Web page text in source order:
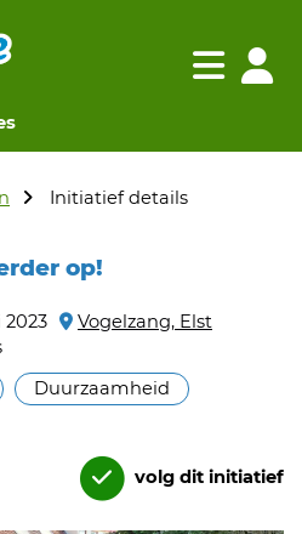
(huidige pagina)
Navigatie
Initiatief details
op!
Vogelzang, Elst
Duurzaamheid
volg dit initiatief